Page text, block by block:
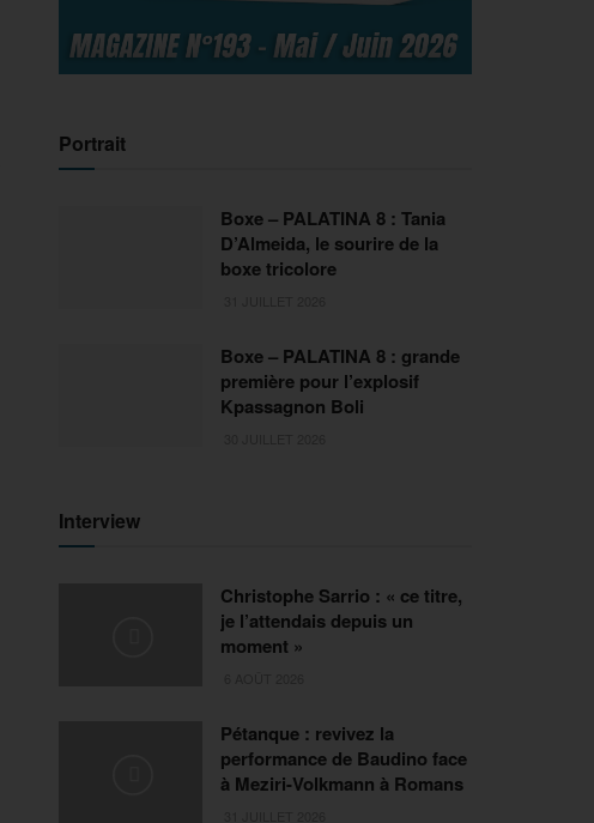
Portrait
Boxe – PALATINA 8 : Tania
D’Almeida, le sourire de la
boxe tricolore
Boxe – PALATINA 8 : grande
première pour l’explosif
Kpassagnon Boli
Interview
Christophe Sarrio : « ce titre,
je l’attendais depuis un
moment »
Pétanque : revivez la
performance de Baudino face
à Meziri-Volkmann à Romans